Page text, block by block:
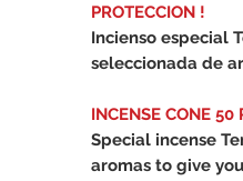
PROTECCION !
Incienso especial
seleccionada de
INCENSE CONE 50
Special incense
aromas to give